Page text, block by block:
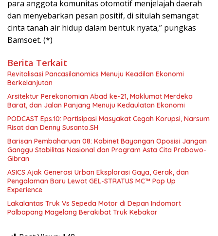
para anggota komunitas otomotif menjelajah daerah
dan menyebarkan pesan positif, di situlah semangat
cinta tanah air hidup dalam bentuk nyata,” pungkas
Bamsoet. (*)
Berita Terkait
Revitalisasi Pancasilanomics Menuju Keadilan Ekonomi
Berkelanjutan
Arsitektur Perekonomian Abad ke-21, Maklumat Merdeka
Barat, dan Jalan Panjang Menuju Kedaulatan Ekonomi
PODCAST Eps.10: Partisipasi Masyakat Cegah Korupsi, Narsum
Risat dan Denny Susanto.SH
Barisan Pembaharuan 08: Kabinet Bayangan Oposisi Jangan
Ganggu Stabilitas Nasional dan Program Asta Cita Prabowo-
Gibran
ASICS Ajak Generasi Urban Eksplorasi Gaya, Gerak, dan
Pengalaman Baru Lewat GEL-STRATUS MC™ Pop Up
Experience
Lakalantas Truk Vs Sepeda Motor di Depan Indomart
Palbapang Magelang Berakibat Truk Kebakar